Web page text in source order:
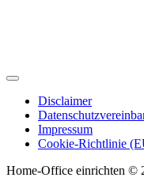
Disclaimer
Impressum
Cookie-Richtlinie
Home-Office einrichten ©